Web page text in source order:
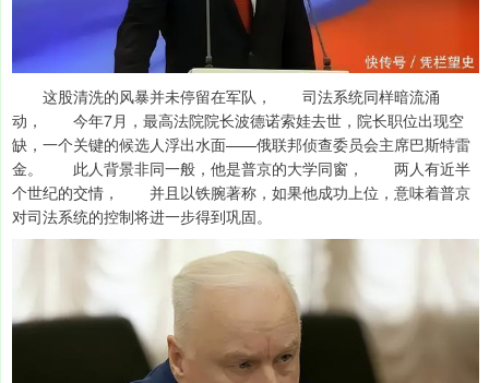
这股清洗的风暴并未停留在军队， 司法系统同样暗流涌
动， 今年7月，最高法院院长波德诺索娃去世，院长职位出现空
缺，一个关键的候选人浮出水面——俄联邦侦查委员会主席巴斯特雷
金。 此人背景非同一般，他是普京的大学同窗， 两人有近半
个世纪的交情， 并且以铁腕著称，如果他成功上位，意味着普京
对司法系统的控制将进一步得到巩固。